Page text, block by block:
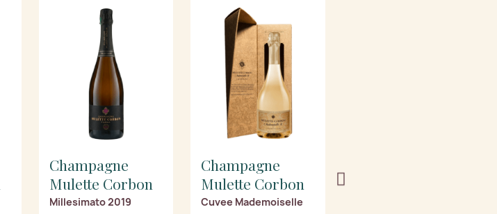
Champagne
Mulette Corbon
Millesimato 2019
Champagne
Mulette Corbon
Cuvee Mademoiselle